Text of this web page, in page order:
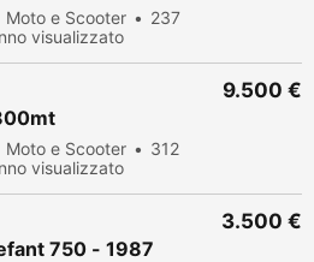
Moto e Scooter
237
visualizzato
Moto e Scooter
312
visualizzato
9.500 €
750 - 1987
3.500 €